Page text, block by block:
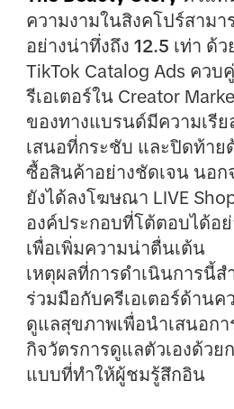
ความงามในสิงคโปร์สามา
อย่างน่าทึ่งถึง 12.5 เท่า ด้ว
TikTok Catalog Ads คว
รีเอเตอร์ใน Creator
ของทางแบรนด์มีความเรีย
เสนอที่กระชับ และปิดท้าย
ซื้อสินค้าอย่างชัดเจน นอก
ยังได้ลงโฆษณา LIVE
องค์ประกอบที่โต้ตอบได้อ
เพื่อเพิ่มความน่าตื่นเต้น
เหตุผลที่การดำเนินการนี้
ร่วมมือกับครีเอเตอร์ด้านค
ดูแลสุขภาพเพื่อนำเสนอก
กิจวัตรการดูแลตัวเองด้วย
แบบที่ทำให้ผู้ชมรู้สึกอิน